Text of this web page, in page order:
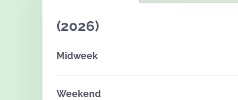
(2026)
Midweek
Weekend